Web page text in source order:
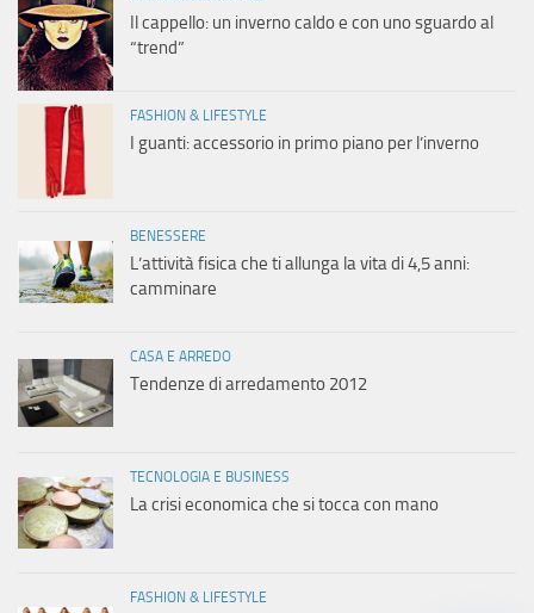
Il cappello: un inverno caldo e con uno sguardo al
“trend”
FASHION & LIFESTYLE
I guanti: accessorio in primo piano per l’inverno
BENESSERE
L’attività fisica che ti allunga la vita di 4,5 anni:
camminare
CASA E ARREDO
Tendenze di arredamento 2012
TECNOLOGIA E BUSINESS
La crisi economica che si tocca con mano
FASHION & LIFESTYLE